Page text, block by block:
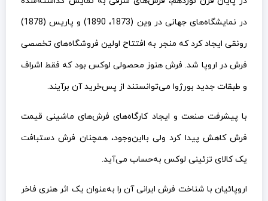
در نمایشگاه‌های جهانی در وین (1873، 1890) و پاریس (1878)
رونقی ایجاد کرد که منجر به افتتاح اولین فروشگاه‌های تخصصی
فرش در اروپا شد. فرش هنوز محصولی لوکس بود که فقط اشراف
و طبقات جدید بورژوا می‌توانستند از پس‌خرید آن برآیند.
با پیشرفت صنعت و ایجاد کارگاه‌های فرش‌های ماشینی قیمت
فرش کاهش پیدا کرد ولی بااین‌وجود، همچنان فرش دستبافت
یک کالای تزئینی لوکس به‌حساب می‌آید.
اروپائیان با شناخت فرش ایرانی آن را به‌عنوان یک اثر هنری فاخر